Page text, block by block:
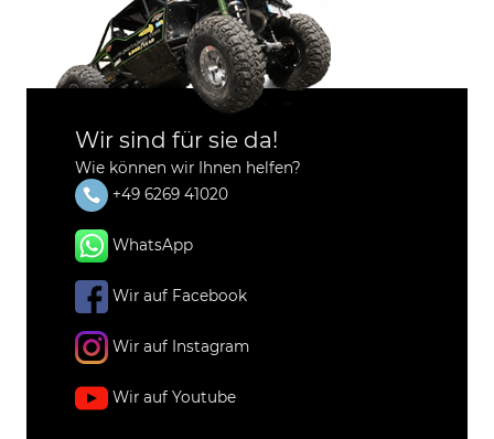
Wir sind für sie da!
Wie können wir Ihnen helfen?
+49 6269 41020
WhatsApp
Wir auf Facebook
Wir auf Instagram
Wir auf Youtube